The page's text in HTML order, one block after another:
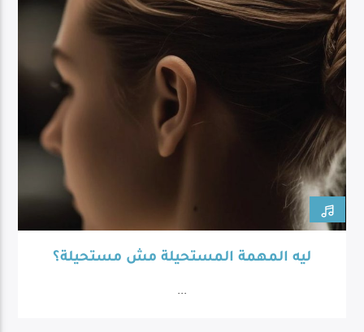
ليه المهمة المستحيلة مش مستحيلة؟
...